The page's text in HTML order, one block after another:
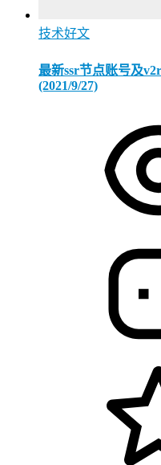
技术好文
最新ssr节点账号及
(2021/9/27)